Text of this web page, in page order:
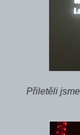
Přiletěli